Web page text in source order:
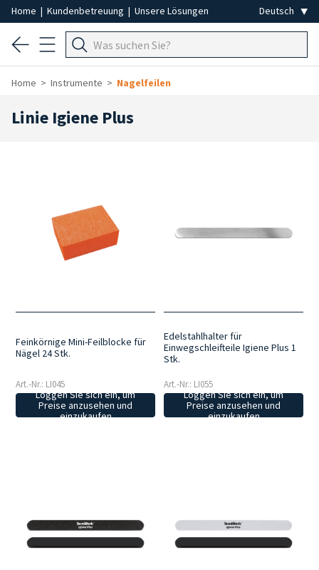
Home | Kundenbetreuung | Unsere Lösungen
Home Instrumente Nagelfeilen
Linie Igiene Plus
Feinkörnige Mini-Feilblocke für
Nägel 24 Stk.
Art.-Nr.: LI045
Loggen Sie sich ein, um
Preise anzusehen und
einzukaufen
Edelstahlhalter für
Einwegschleifteile Igiene Plus 1
Stk.
Art.-Nr.: LI055
Loggen Sie sich ein, um
Preise anzusehen und
einzukaufen